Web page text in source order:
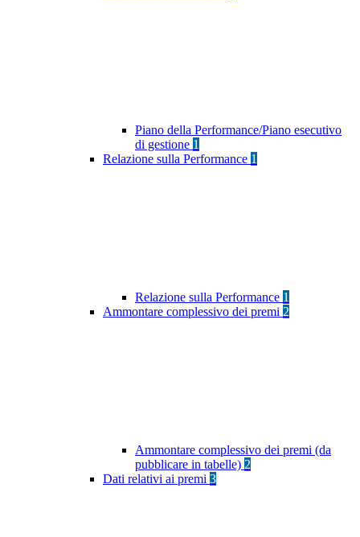
Piano della Performance/Piano esecutivo
di gestione 1
Relazione sulla Performance 1
Relazione sulla Performance 1
Ammontare complessivo dei premi 2
Ammontare complessivo dei premi (da
pubblicare in tabelle) 2
Dati relativi ai premi 3